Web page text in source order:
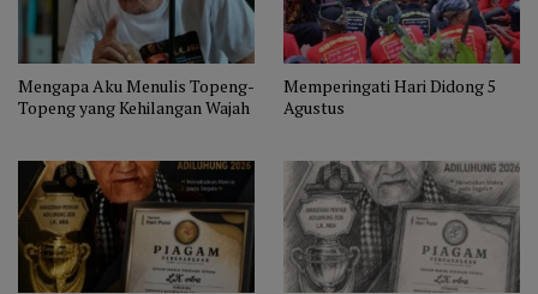
Mengapa Aku Menulis Topeng-
Topeng yang Kehilangan Wajah
Memperingati Hari Didong 5
Agustus